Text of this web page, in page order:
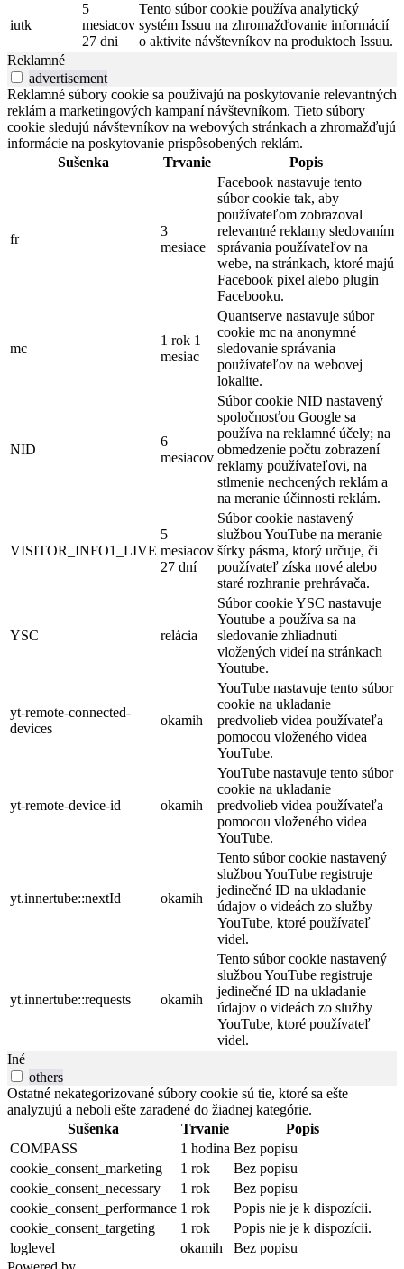
iutk
5
mesiacov
27 dni
Tento súbor cookie používa analytický
systém Issuu na zhromažďovanie informácií
o aktivite návštevníkov na produktoch Issuu.
Reklamné
advertisement
Reklamné súbory cookie sa používajú na poskytovanie relevantných
reklám a marketingových kampaní návštevníkom. Tieto súbory
cookie sledujú návštevníkov na webových stránkach a zhromažďujú
informácie na poskytovanie prispôsobených reklám.
Sušenka
Trvanie Popis
fr
3
mesiace
Facebook nastavuje tento
súbor cookie tak, aby
používateľom zobrazoval
relevantné reklamy sledovaním
správania používateľov na
webe, na stránkach, ktoré majú
Facebook pixel alebo plugin
Facebooku.
mc
1 rok 1
mesiac
Quantserve nastavuje súbor
cookie mc na anonymné
sledovanie správania
používateľov na webovej
lokalite.
NID
6
mesiacov
Súbor cookie NID nastavený
spoločnosťou Google sa
používa na reklamné účely; na
obmedzenie počtu zobrazení
reklamy používateľovi, na
stlmenie nechcených reklám a
na meranie účinnosti reklám.
VISITOR_INFO1_LIVE
5
mesiacov
27 dní
Súbor cookie nastavený
službou YouTube na meranie
šírky pásma, ktorý určuje, či
používateľ získa nové alebo
staré rozhranie prehrávača.
YSC relácia
Súbor cookie YSC nastavuje
Youtube a používa sa na
sledovanie zhliadnutí
vložených videí na stránkach
Youtube.
yt-remote-connected-
devices
okamih
YouTube nastavuje tento súbor
cookie na ukladanie
predvolieb videa používateľa
pomocou vloženého videa
YouTube.
yt-remote-device-id okamih
YouTube nastavuje tento súbor
cookie na ukladanie
predvolieb videa používateľa
pomocou vloženého videa
YouTube.
yt.innertube::nextId okamih
Tento súbor cookie nastavený
službou YouTube registruje
jedinečné ID na ukladanie
údajov o videách zo služby
YouTube, ktoré používateľ
videl.
yt.innertube::requests okamih
Tento súbor cookie nastavený
službou YouTube registruje
jedinečné ID na ukladanie
údajov o videách zo služby
YouTube, ktoré používateľ
videl.
Iné
others
Ostatné nekategorizované súbory cookie sú tie, ktoré sa ešte
analyzujú a neboli ešte zaradené do žiadnej kategórie.
Sušenka
Trvanie
Popis
COMPASS
1 hodina Bez popisu
cookie_consent_marketing
1 rok
Bez popisu
cookie_consent_necessary
1 rok
Bez popisu
cookie_consent_performance 1 rok
Popis nie je k dispozícii.
cookie_consent_targeting
1 rok
Popis nie je k dispozícii.
loglevel
okamih
Bez popisu